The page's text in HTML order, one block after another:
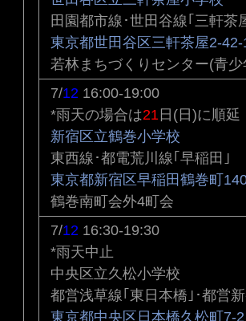
田園都市線･世田谷線｢三軒茶
東京都世田谷区三軒茶屋2-42-
若林まちづくりセンター(青
7/12 16:00-19:00
*雨天の場合は21 日(日)に順延
新宿区立鶴巻小学校
東西線･都電荒川線｢早稲田｣
東京都新宿区早稲田鶴巻町
鶴巻南町会外4町会
7/12 16:30-19:30
*雨天中止
中央区立久松小学校
都営浅草線｢東日本橋｣･都営
東京都中央区日本橋久松町7-2